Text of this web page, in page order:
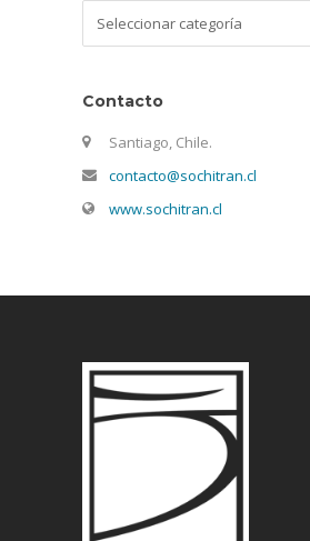
Contacto
Santiago, Chile.
contacto@sochitran.cl
www.sochitran.cl